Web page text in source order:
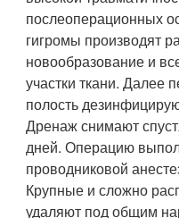
послеоперационных
гигромы производят
новообразование и
участки ткани. Далее
полость
Дренаж снимают
дней. Операцию
проводниковой
Крупные и сложно
удаляют под общим